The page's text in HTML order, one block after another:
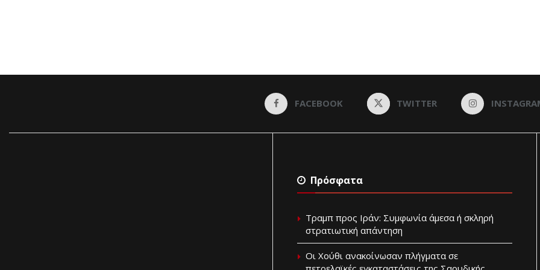
FACEBOOK TWITTER
Πρόσφατα
Τραμπ προς Ιράν: Συμφωνία άμεσα ή σκληρή
στρατιωτική απάντηση
Οι Χούθι ανακοίνωσαν πλήγματα σε